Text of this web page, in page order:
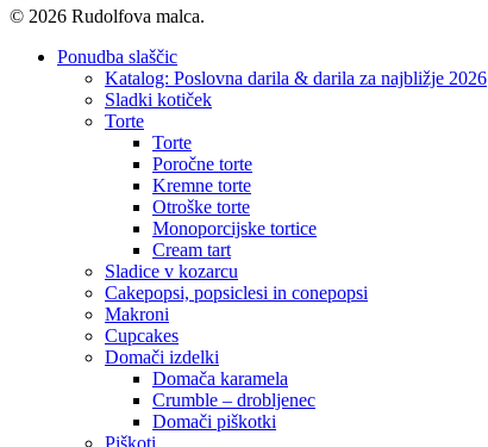
© 2026 Rudolfova malca.
Close
Ponudba slaščic
Katalog: Poslovna darila & darila za najbližje 2026
Sladki kotiček
Torte
Torte
Poročne torte
Kremne torte
Otroške torte
Monoporcijske tortice
Cream tart
Sladice v kozarcu
Cakepopsi, popsiclesi in conepopsi
Makroni
Cupcakes
Domači izdelki
Domača karamela
Crumble – drobljenec
Domači piškotki
Piškoti